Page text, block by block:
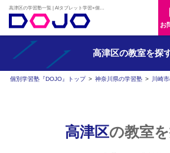
お
高津区の教室を探
個別学習塾『DOJO』トップ > 神奈川県の学習塾 > 川崎
高津区の教室